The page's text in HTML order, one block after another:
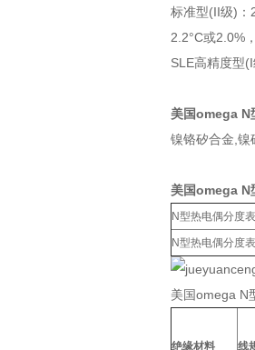
标准型(II级)：
2.2°C或2.0%
SLE高精度型
美国omega N
镍铬矽合金,镍
美国omega N
N型热电偶分度
N型热电偶分度
美国omega N
绝缘材料 线